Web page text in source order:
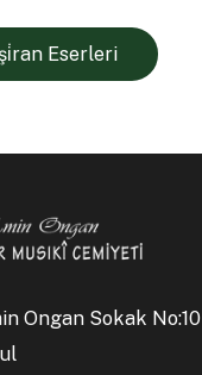
Eserleri
Ongan Sokak No:10